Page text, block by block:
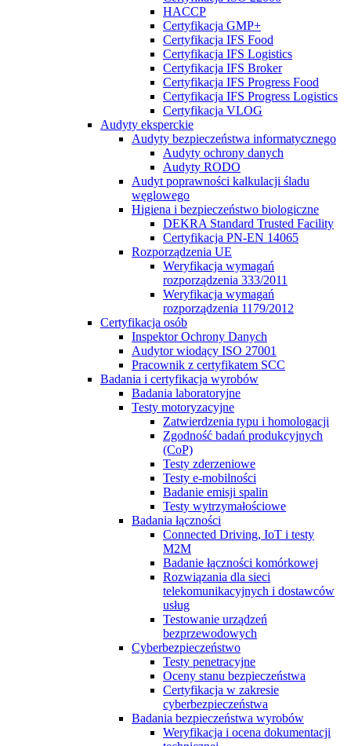
HACCP
Certyfikacja GMP+
Certyfikacja IFS Food
Certyfikacja IFS Logistics
Certyfikacja IFS Broker
Certyfikacja IFS Progress Food
Certyfikacja IFS Progress Logistics
Certyfikacja VLOG
Audyty eksperckie
Audyty bezpieczeństwa informatycznego
Audyty ochrony danych
Audyty RODO
Audyt poprawności kalkulacji śladu
węglowego
Higiena i bezpieczeństwo biologiczne
DEKRA Standard Trusted Facility
Certyfikacja PN-EN 14065
Rozporządzenia UE
Weryfikacja wymagań
rozporządzenia 333/2011
Weryfikacja wymagań
rozporządzenia 1179/2012
Certyfikacja osób
Inspektor Ochrony Danych
Audytor wiodący ISO 27001
Pracownik z certyfikatem SCC
Badania i certyfikacja wyrobów
Badania laboratoryjne
Testy motoryzacyjne
Zatwierdzenia typu i homologacji
Zgodność badań produkcyjnych
(CoP)
Testy zderzeniowe
Testy e-mobilności
Badanie emisji spalin
Testy wytrzymałościowe
Badania łączności
Connected Driving, IoT i testy
M2M
Badanie łączności komórkowej
Rozwiązania dla sieci
telekomunikacyjnych i dostawców
usług
Testowanie urządzeń
bezprzewodowych
Cyberbezpieczeństwo
Testy penetracyjne
Oceny stanu bezpieczeństwa
Certyfikacja w zakresie
cyberbezpieczeństwa
Badania bezpieczeństwa wyrobów
Weryfikacja i ocena dokumentacji